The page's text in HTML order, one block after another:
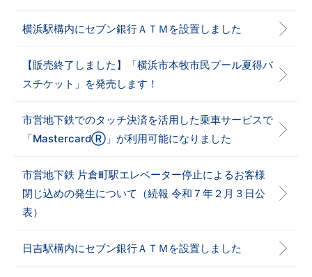
横浜駅構内にセブン銀行ＡＴＭを設置しました
【販売終了しました】「横浜市本牧市民プール夏得バ
スチケット」を発売します！
市営地下鉄でのタッチ決済を活用した乗車サービスで
「MastercardⓇ」が利用可能になりました
市営地下鉄 片倉町駅エレベーター停止によるお客様
閉じ込めの発生について（続報 令和７年２月３日公
表）
日吉駅構内にセブン銀行ＡＴＭを設置しました